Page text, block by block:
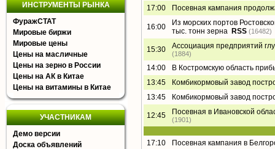
ИНСТРУМЕНТЫ РЫНКА
ФуражСТАТ
Мировые биржи
Мировые цены
Цены на масличные
Цены на зерно в России
Цены на АК в Китае
Цены на витамины в Китае
УЧАСТНИКАМ
Демо версии
Доска объявлений
17:00 Посевная кампания
16:00
Из морских портов
тыс. тонн зерна RSS (16482)
15:30 Ассоциация предприятий
(1884)
14:00
В Костромскую область
13:45
Комбикормовый завод
13:45
Комбикормовый завод
12:45 Посевная в Ивановской
(1901)
17:10 Посевная кампания в